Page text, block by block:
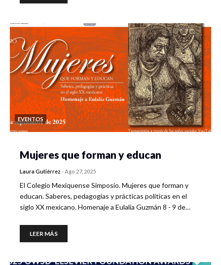
EVENTOS
Mujeres que forman y educan
Laura Gutiérrez -Ago 27, 2025
El Colegio Mexiquense Simposio. Mujeres que forman y
educan. Saberes, pedagogías y prácticas políticas en el
siglo XX mexicano. Homenaje a Eulalia Guzmán 8 - 9 de…
LEER MÁS